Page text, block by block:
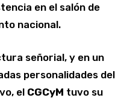
en el salón de
nacional.
señorial, y en un
personalidades del
el CGCyM tuvo su